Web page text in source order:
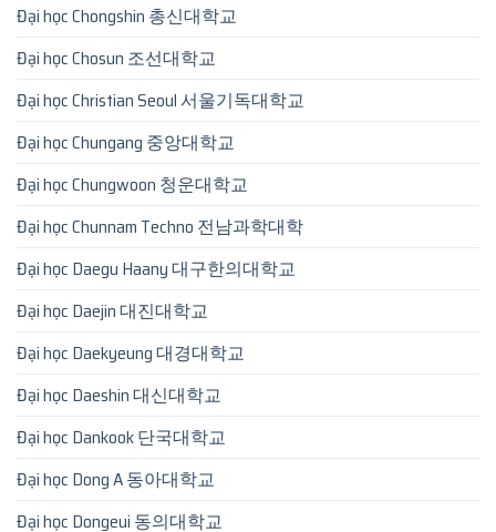
Đại học Chongshin 총신대학교
Đại học Chosun 조선대학교
Đại học Christian Seoul 서울기독대학교
Đại học Chungang 중앙대학교
Đại học Chungwoon 청운대학교
Đại học Chunnam Techno 전남과학대학
Đại học Daegu Haany 대구한의대학교
Đại học Daejin 대진대학교
Đại học Daekyeung 대경대학교
Đại học Daeshin 대신대학교
Đại học Dankook 단국대학교
Đại học Dong A 동아대학교
Đại học Dongeui 동의대학교